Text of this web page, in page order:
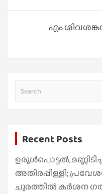
എം
a
h
Recent Posts
ഉരുൾപൊട്ടൽ,
അതിരപ്പിള്ളി;
ചുരത്തില്‍ കര്‍ശന